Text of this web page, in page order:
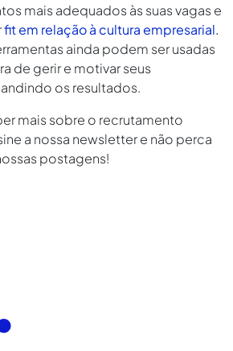
mais adequados às suas vagas e
fit em relação à cultura empresarial.
ainda podem ser usadas
de gerir e motivar seus
os resultados.
mais sobre o recrutamento
a nossa newsletter e não perca
postagens!